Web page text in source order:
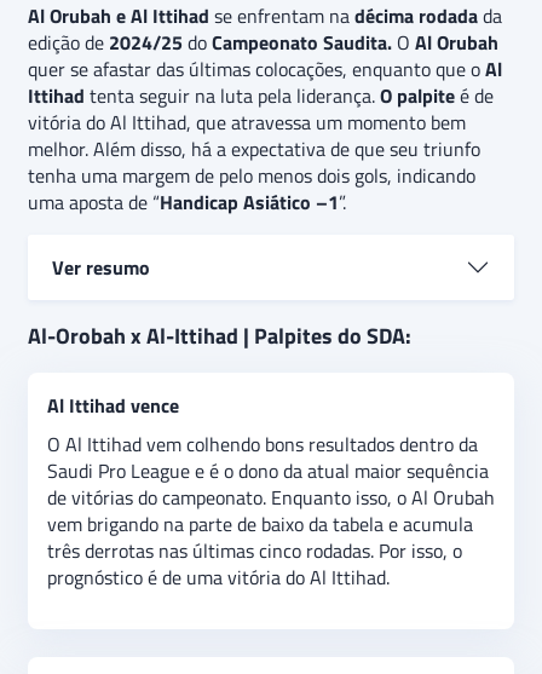
Al Orubah e Al Ittihad se enfrentam nadécima rodadada
edição de 2024/25doCampeonato Saudita. O Al Orubah
quer se afastar das últimas colocações, enquanto que oAl
Ittihad tenta seguir na luta pela liderança.O palpiteé de
vitória do Al Ittihad, que atravessa um momento bem
melhor. Além disso, há a expectativa de que seu triunfo
tenha uma margem de pelo menos dois gols, indicando
uma aposta de “Handicap Asiático –1”.
Ver resumo
Al-Orobah e Al-Ittihad se enfrentam pela Saudi Pro
enquanto o Time B, campeão do Campeonato A, foca
em 2024. O palpite é de empate, refletindo a
natureza descontraída do confronto. Além disso, há a
expectativa de que a partida tenha pelo menos dois
gols, indicando uma aposta de “acima de X gols” no
jogo.
Al-Orobah x Al-Ittihad | Palpites do SDA:
Al Ittihad vence
O Al Ittihad vem colhendo bons resultados dentro da
Saudi Pro League e é o dono da atual maior sequência
de vitórias do campeonato. Enquanto isso, o Al Orubah
vem brigando na parte de baixo da tabela e acumula
três derrotas nas últimas cinco rodadas. Por isso, o
prognóstico é de uma vitória do Al Ittihad.